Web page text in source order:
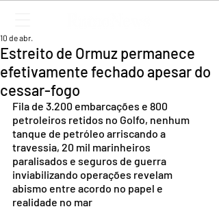
Estreito de Ormuz permanece
efetivamente fechado apesar do
cessar-fogo
10 de abr.
Fila de 3.200 embarcações e 800
petroleiros retidos no Golfo, nenhum
tanque de petróleo arriscando a
travessia, 20 mil marinheiros
paralisados e seguros de guerra
inviabilizando operações revelam
abismo entre acordo no papel e
realidade no mar